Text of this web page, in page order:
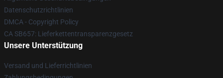
Datenschutzrichtlinien
DMCA - Copyright Policy
CA SB657: Lieferkettentransparenzgesetz
Unsere Unterstützung
Versand und Lieferrichtlinien